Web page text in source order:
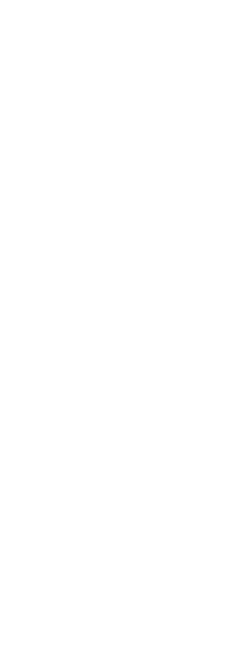
CLASE
Juego
Juego
la
Juego